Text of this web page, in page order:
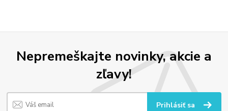
Nepremeškajte novinky, akcie a
zľavy!
Prihlásiť sa